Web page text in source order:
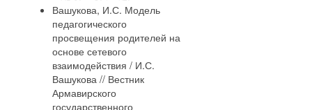
Вашукова, И.С. Модель
педагогического
просвещения родителей на
основе сетевого
взаимодействия / И.С.
Вашукова // Вестник
Армавирского
государственного